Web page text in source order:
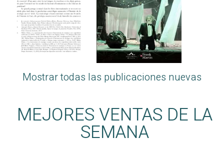
Mostrar todas las publicaciones nuevas
MEJORES VENTAS DE LA
SEMANA